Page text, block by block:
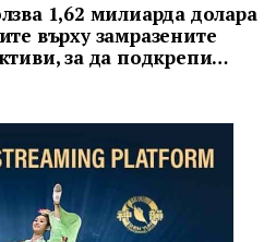
1,62 милиарда долара
върху замразените
за да подкрепи